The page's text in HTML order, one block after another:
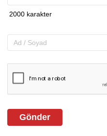
Gönder